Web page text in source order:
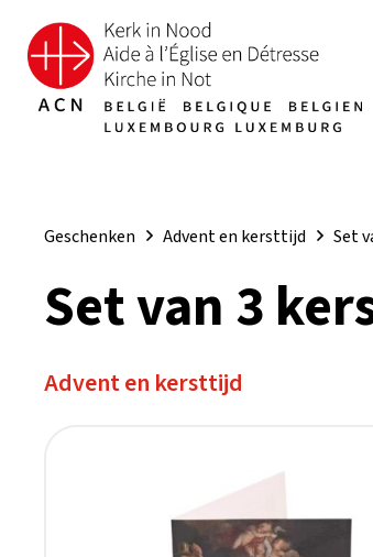
Geschenken Advent en kersttijd Set
Set van 3
Advent en kersttijd